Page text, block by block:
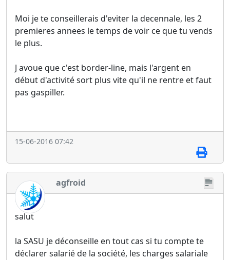
Moi je te conseillerais d'eviter la decennale, les 2
premieres annees le temps de voir ce que tu vends
le plus.
J avoue que c'est border-line, mais l'argent en
début d'activité sort plus vite qu'il ne rentre et faut
pas gaspiller.
15-06-2016 07:42
agfroid
salut
la SASU je déconseille en tout cas si tu compte te
déclarer salarié de la société, les charges salariale